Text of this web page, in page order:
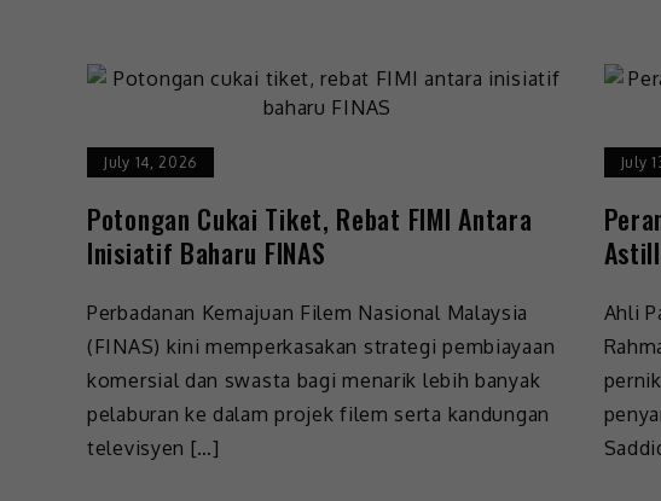
July 14, 2026
Potongan Cukai Tiket, Rebat FIMI Antara
Inisiatif Baharu FINAS
Perbadanan Kemajuan Filem Nasional Malaysia
(FINAS) kini memperkasakan strategi pembiayaan
komersial dan swasta bagi menarik lebih banyak
pelaburan ke dalam projek filem serta kandungan
televisyen […]
July
Ahli